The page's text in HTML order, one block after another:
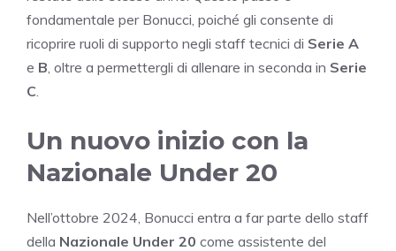
fondamentale per Bonucci, poiché gli consente di
ricoprire ruoli di supporto negli staff tecnici di Serie A
e B , oltre a permettergli di allenare in seconda in Serie
C
Un nuovo inizio con la
Nazionale Under 20
Nell’ottobre 2024, Bonucci entra a far parte dello staff
della Nazionale Under 20 come assistente del